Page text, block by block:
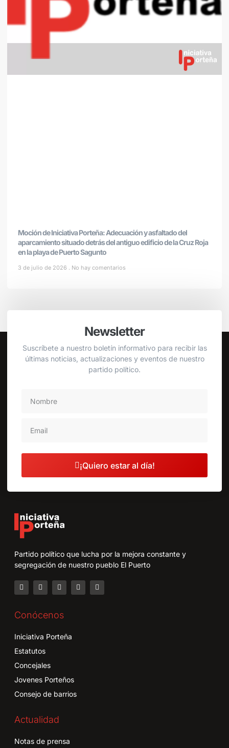
Moción de Iniciativa Porteña: Adecuación y asfaltado del
aparcamiento situado detrás del antiguo edificio de la Cruz Roja
en la playa de Puerto Sagunto
3 de julio de 2026 No hay comentarios
Newsletter
Suscríbete a nuestro boletín informativo para recibir las
últimas noticias, actualizaciones y eventos de nuestro
partido político.
¡Quiero estar al día!
Partido político que lucha por la mejora constante y
segregación de nuestro pueblo El Puerto
Conócenos
Iniciativa Porteña
Estatutos
Concejales
Jovenes Porteños
Consejo de barrios
Actualidad
Notas de prensa